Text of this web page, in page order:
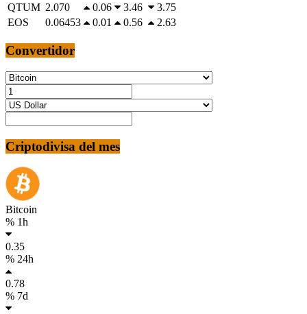
QTUM 2.070 0.06 3.46
3.75
EOS
0.06453 0.01 0.56 2.63
Convertidor
Criptodivisa del mes
Bitcoin
% 1h
0.35
% 24h
0.78
% 7d